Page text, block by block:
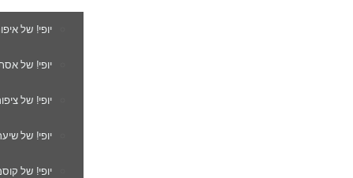
יופי! של
יופי! של
יופי! של
יופי! של
יופי! של